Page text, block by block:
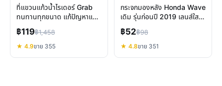
ที่แขวนแก้วน้ำไรเดอร์ Grab
ทนทานทุกขนาด แก้ปัญหาแก้ว
หก งานไม่สะดุด
฿119฿1,458
★ 4.9ขาย 355
กระจกมองหลัง Honda Wave
เดิม รุ่นก่อนปี 2019 เลนส์ใส
ติดตั้งง่าย คืนความคมชัด
฿52฿98
★ 4.8ขาย 351